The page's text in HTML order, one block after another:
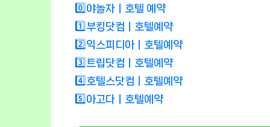
0️⃣야놀자ㅣ호텔 예약
1️⃣부킹닷컴ㅣ호텔예약
2️⃣익스피디아ㅣ호텔예약
3️⃣트립닷컴ㅣ호텔예약
4️⃣호텔스닷컴ㅣ호텔예약
5️⃣아고다ㅣ호텔예약